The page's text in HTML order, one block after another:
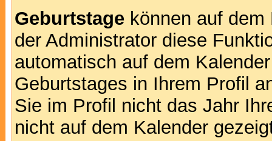
Geburtstage können auf
der Administrator diese
automatisch auf dem
Geburtstages in Ihrem Profil
Sie im Profil nicht das Jahr
nicht auf dem Kalender